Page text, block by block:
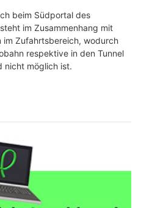
beim Südportal des
im Zusammenhang mit
im Zufahrtsbereich, wodurch
respektive in den Tunnel
nicht möglich ist.